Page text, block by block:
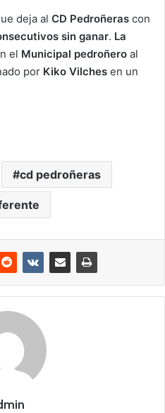
deja al CD Pedroñeras con
sin ganar. La
el Municipal pedroñero al
por Kiko Vilches en un
cd pedroñeras